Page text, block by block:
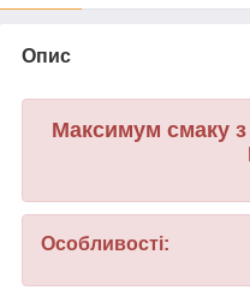
Опис
Максимум смаку
Особливості: